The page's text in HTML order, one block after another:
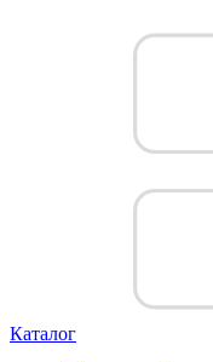
Каталог